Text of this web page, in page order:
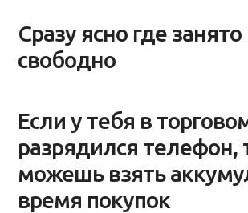
Сразу ясно где занято
свободно
Если у тебя в
разрядился телефон,
можешь взять
время покупок